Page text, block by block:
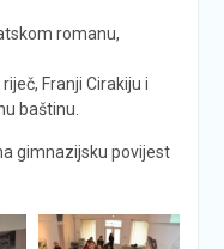
romanu,
Franji Cirakiju i
baštinu.
gimnazijsku povijest